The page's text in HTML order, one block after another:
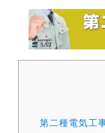
第二種電気工